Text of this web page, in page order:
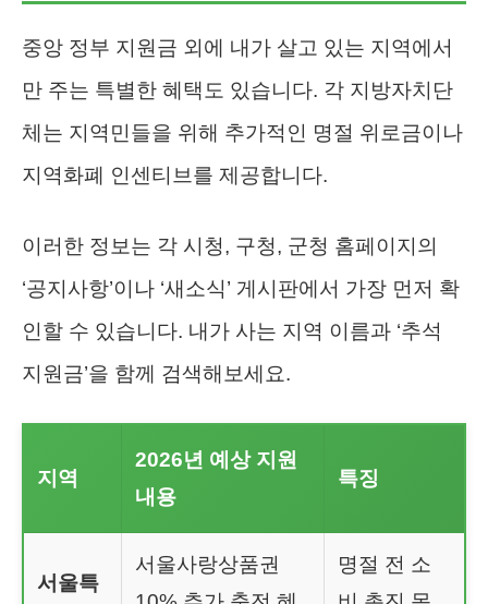
중앙 정부 지원금 외에 내가 살고 있는 지역에서
만 주는 특별한 혜택도 있습니다. 각 지방자치단
체는 지역민들을 위해 추가적인 명절 위로금이나
지역화폐 인센티브를 제공합니다.
이러한 정보는 각 시청, 구청, 군청 홈페이지의
‘공지사항’이나 ‘새소식’ 게시판에서 가장 먼저 확
인할 수 있습니다. 내가 사는 지역 이름과 ‘추석
지원금’을 함께 검색해보세요.
지역
2026년 예상 지원
내용
특징
서울특
서울사랑상품권
명절 전 소